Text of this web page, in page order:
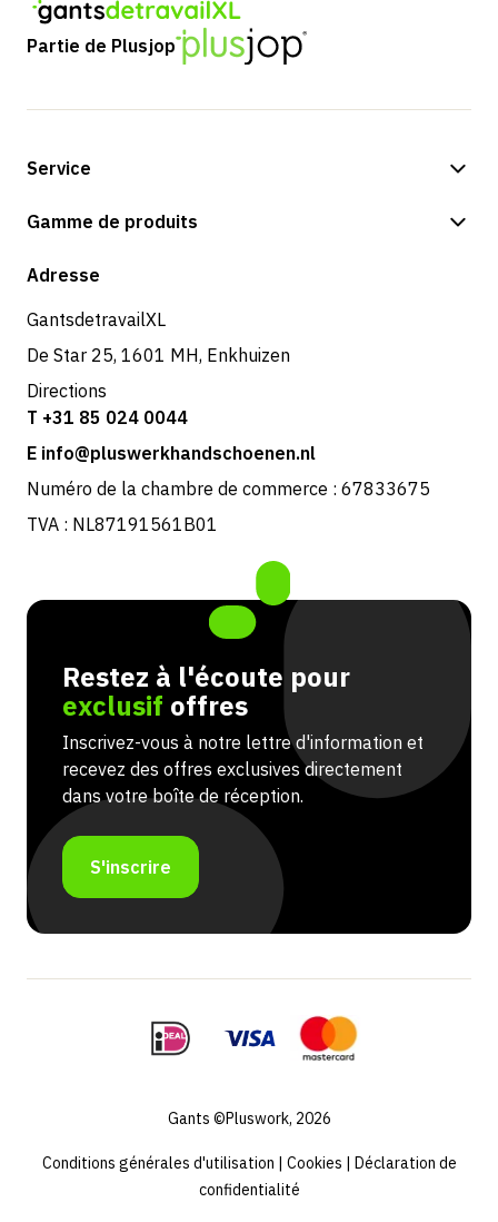
Partie de Plusjop
Service
Options de paiement
Retours et service
Gamme de produits
Boutique
Adresse
GantsdetravailXL
De Star 25, 1601 MH, Enkhuizen
Directions
T +31 85 024 0044
E info@pluswerkhandschoenen.nl
Numéro de la chambre de commerce : 67833675
TVA : NL87191561B01
Restez à l'écoute pour
exclusif offres
Inscrivez-vous à notre lettre d'information et
recevez des offres exclusives directement
dans votre boîte de réception.
S'inscrire
Gants ©Pluswork, 2026
Conditions générales d'utilisation | Cookies | Déclaration de
confidentialité